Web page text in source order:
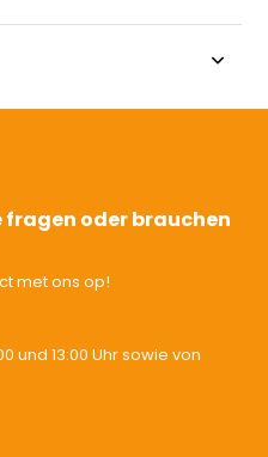
fragen oder brauchen
met ons op!
und 13:00 Uhr sowie von